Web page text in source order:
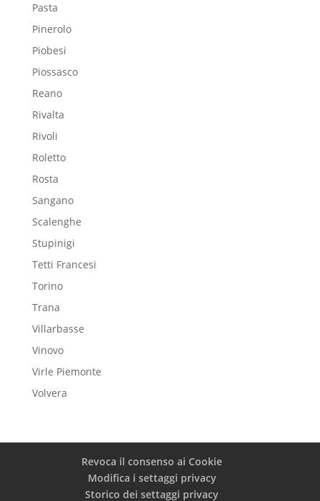
Pasta
Pinerolo
Piobesi
Piossasco
Reano
Rivalta
Rivoli
Roletto
Rosta
Sangano
Scalenghe
Stupinigi
Tetti Francesi
Torino
Trana
Villarbasse
Vinovo
Virle Piemonte
Volvera
Revoca il consenso ai Cookie
Modifica i settaggi privacy
Storico dei settaggi privacy